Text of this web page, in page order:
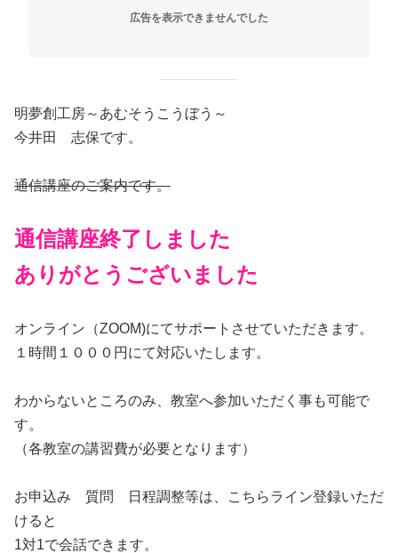
広告を表示できませんでした
明夢創工房～あむそうこうぼう～
今井田 志保です。
通信講座のご案内です。
通信講座終了しました
ありがとうございました
オンライン（ZOOM)にてサポートさせていただきます。
１時間１０００円にて対応いたします。
わからないところのみ、教室へ参加いただく事も可能で
す。
（各教室の講習費が必要となります）
お申込み 質問 日程調整等は、こちらライン登録いただ
けると
1対1で会話できます。